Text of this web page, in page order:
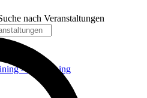
– Slacklining
nach Veranstaltungen